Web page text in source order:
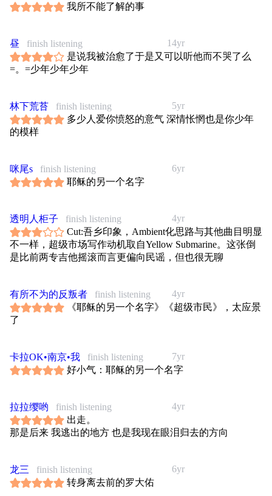
调抑郁的情绪大异其趣，是罗大佑专辑中首次出现明朗温
了解的事》，都是罗大佑炉火纯青的经典歌曲。而《超级市
民》这首唯一对现实直接批判反讽的作品，反倒和整张专辑
的基调显得有些格格不入。
时候了，这张专辑为惊天动地的“黑色革命”划下句点。那个
让无数年轻人顶礼膜拜早已成为图腾的黑色身影，就这样不
知不觉永远走进了历史。
我所不能了解的事
14yr
昼
finish listening
是说我被治愈了于是又可以听他而不哭了么
=。=少年少年少年
5yr
林下荒苔
finish listening
多少人爱你愤怒的意气 深情怅惘也是你少年
的模样
6yr
咪尾s
finish listening
耶稣的另一个名字
4yr
透明人柜子
finish listening
Cut:吾乡印象，Ambient化思路与其他曲目明显
不一样，超级市场写作动机取自Yellow Submarine。这张倒
是比前两专吉他摇滚而言更偏向民谣，但也很无聊
4yr
有所不为的反叛者
finish listening
《耶稣的另一个名字》《超级市民》，太应景
了
7yr
卡拉OK•南京•我
finish listening
好小气：耶稣的另一个名字
4yr
拉拉缨哟
finish listening
出走。
那是后来 我逃出的地方 也是我现在眼泪归去的方向
6yr
龙三
finish listening
转身离去前的罗大佑